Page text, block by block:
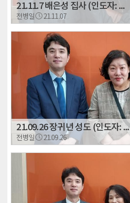
21.11.7 배은성 집사 (인도자: ...
전병일 21.11.07
21.09.26 장귀년 성도 (인도자: ...
전병일 21.09.26